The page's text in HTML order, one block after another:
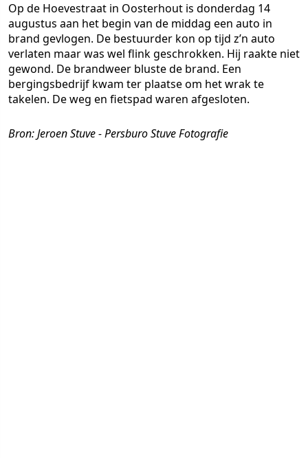
Op de Hoevestraat in Oosterhout is donderdag 14
augustus aan het begin van de middag een auto in
brand gevlogen. De bestuurder kon op tijd z’n auto
verlaten maar was wel flink geschrokken. Hij raakte niet
gewond. De brandweer bluste de brand. Een
bergingsbedrijf kwam ter plaatse om het wrak te
takelen. De weg en fietspad waren afgesloten.
Bron: Jeroen Stuve - Persburo Stuve Fotografie